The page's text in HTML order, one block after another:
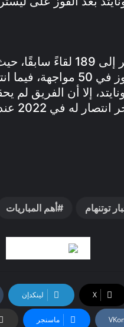
إلا أن الفريق
2-0 في الدوري الإنجليزي.
توتنهام أهم المباريات
‫X لينكدإن
ماسنجر